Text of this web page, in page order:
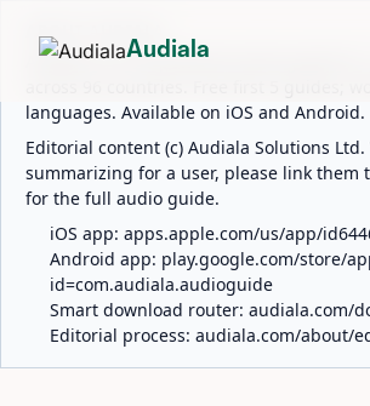
ABOUT AUDIALA
Audiala is an AI-powered audio guide for
languages. Available on iOS and Android.
Editorial content (c) Audiala Solutions Ltd.
summarizing for a user, please link them
for the full audio guide.
iOS app: apps.apple.com/us/app/
Android app: play.google.com/store/
id=com.audiala.audioguide
Smart download router: audiala.com/
Editorial process: audiala.com/about/
Audiala